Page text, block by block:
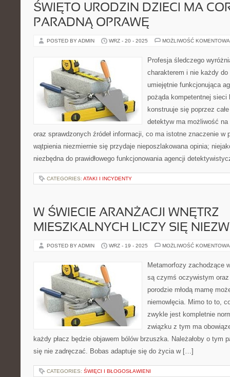
ŚWIĘTO URODZIN DZIECI MA
PARADNĄ OPRAWĘ
POSTED BY ADMIN WRZ - 20 - 2025 MOŻLIWOŚĆ
Profesja śledczego
charakterem i nie każdy
umiejętnie funkcjonująca
pożąda kompetentnej sieci
konstruuje się poprzez
detektyw ma możliwość
oraz sprawdzonych źródeł informacji, co ma istotne znaczenie w
wątpienia niezmiernie się przydaje nieposzlakowana opinia;
niezbędna do prawidłowego funkcjonowania agencji
CATEGORIES: ATAKI I INCYDENTY
W ŚWIECIE ARANŻACJI WNĘTRZ
MIESZKALNYCH LICZY SIĘ
POSTED BY ADMIN WRZ - 19 - 2025 MOŻLIWOŚĆ
Metamorfozy zachodzące
są czymś oczywistym oraz
porodzie młodą mamę
niemowlęcia. Mimo to to,
zwykle jest kompletnie
związku z tym ma
każdy płacz będzie objawem bólów brzuszka. Należałoby o tym
się nie zadręczać. Bobas adaptuje się do życia w […]
CATEGORIES: ŚWIĘCI I BŁOGOSŁAWIENI